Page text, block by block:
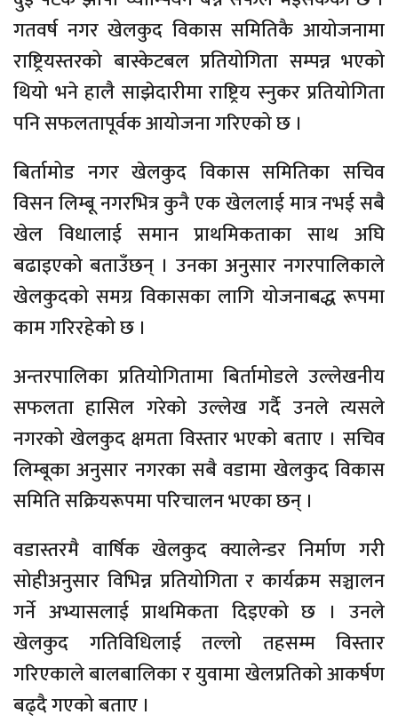
गतवर्ष नगर खेलकुद विकास समितिकै आयोजनामा
राष्ट्रियस्तरको बास्केटबल प्रतियोगिता सम्पन्न भएको
थियो भने हालै साझेदारीमा राष्ट्रिय स्नुकर प्रतियोगिता
पनि सफलतापूर्वक आयोजना गरिएको छ ।
बिर्तामोड नगर खेलकुद विकास समितिका सचिव
विसन लिम्बू नगरभित्र कुनै एक खेललाई मात्र नभई सबै
खेल विधालाई समान प्राथमिकताका साथ अघि
बढाइएको बताउँछन् । उनका अनुसार नगरपालिकाले
खेलकुदको समग्र विकासका लागि योजनाबद्ध रूपमा
काम गरिरहेको छ ।
अन्तरपालिका प्रतियोगितामा बिर्तामोडले उल्लेखनीय
सफलता हासिल गरेको उल्लेख गर्दै उनले त्यसले
नगरको खेलकुद क्षमता विस्तार भएको बताए । सचिव
लिम्बूका अनुसार नगरका सबै वडामा खेलकुद विकास
समिति सक्रियरूपमा परिचालन भएका छन् ।
वडास्तरमै वार्षिक खेलकुद क्यालेन्डर निर्माण गरी
सोहीअनुसार विभिन्न प्रतियोगिता र कार्यक्रम सञ्चालन
गर्ने अभ्यासलाई प्राथमिकता दिइएको छ । उनले
खेलकुद गतिविधिलाई तल्लो तहसम्म विस्तार
गरिएकाले बालबालिका र युवामा खेलप्रतिको आकर्षण
बढ्दै गएको बताए ।